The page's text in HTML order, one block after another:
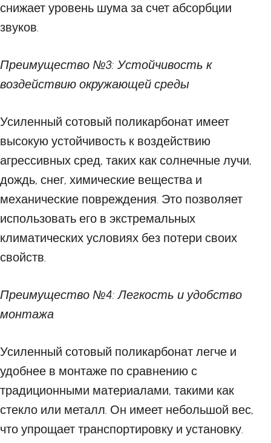
снижает уровень шума за счет абсорбции
звуков.
Преимущество №3: Устойчивость к
воздействию окружающей среды
Усиленный сотовый поликарбонат имеет
высокую устойчивость к воздействию
агрессивных сред, таких как солнечные лучи,
дождь, снег, химические вещества и
механические повреждения. Это позволяет
использовать его в экстремальных
климатических условиях без потери своих
свойств.
Преимущество №4: Легкость и удобство
монтажа
Усиленный сотовый поликарбонат легче и
удобнее в монтаже по сравнению с
традиционными материалами, такими как
стекло или металл. Он имеет небольшой вес,
что упрощает транспортировку и установку.